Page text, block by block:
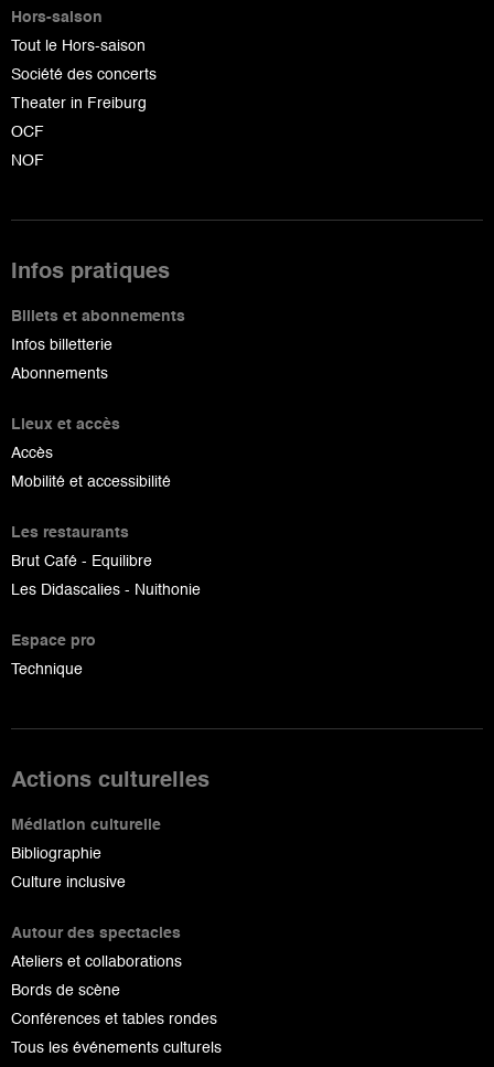
Hors-saison
Tout le Hors-saison
Société des concerts
Theater in Freiburg
OCF
NOF
Infos pratiques
Billets et abonnements
Infos billetterie
Abonnements
Lieux et accès
Accès
Mobilité et accessibilité
Les restaurants
Brut Café - Equilibre
Les Didascalies - Nuithonie
Espace pro
Technique
Actions culturelles
Médiation culturelle
Bibliographie
Culture inclusive
Autour des spectacles
Ateliers et collaborations
Bords de scène
Conférences et tables rondes
Tous les événements culturels